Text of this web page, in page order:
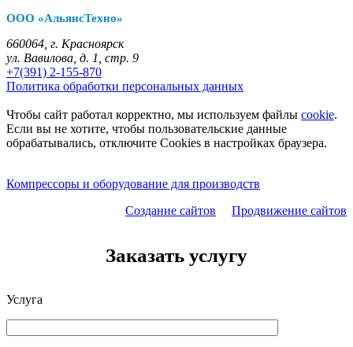
ООО «АльянсТехно»
660064, г. Красноярск
ул. Вавилова, д. 1, стр. 9
+7(391) 2-155-870
Политика обработки персональных данных
Чтобы сайт работал корректно, мы используем файлы cookie.
Если вы не хотите, чтобы пользовательские данные
обрабатывались, отключите Cookies в настройках браузера.
Компрессоры и оборудование для производств
Создание сайтов
Продвижение сайтов
Заказать услугу
Услуга